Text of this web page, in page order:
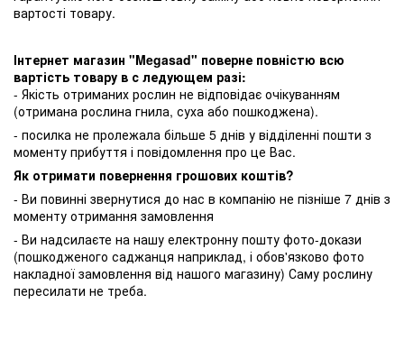
вартості товару.
Інтернет магазин "Megasad" поверне повністю всю
вартість товару в с ледующем разі:
- Якість отриманих рослин не відповідає очікуванням
(отримана рослина гнила, суха або пошкоджена).
- посилка не пролежала більше 5 днів у відділенні пошти з
моменту прибуття і повідомлення про це Вас.
Як отримати повернення грошових коштів?
- Ви повинні звернутися до нас в компанію не пізніше 7 днів з
моменту отримання замовлення
- Ви надсилаєте на нашу електронну пошту фото-докази
(пошкодженого саджанця наприклад, і обов'язково фото
накладної замовлення від нашого магазину) Саму рослину
пересилати не треба.